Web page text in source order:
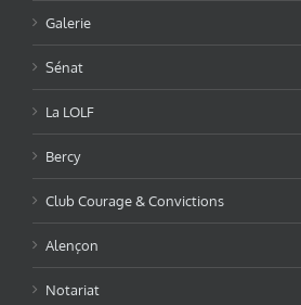
Galerie
Sénat
La LOLF
Bercy
Club Courage & Convictions
Alençon
Notariat